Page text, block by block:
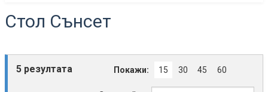
Стол Сънсет
5 резултата Покажи: 15 30 45 60